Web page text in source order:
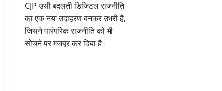
CJP उसी बदलती डिजिटल राजनीति
का एक नया उदाहरण बनकर उभरी है,
जिसने पारंपरिक राजनीति को भी
सोचने पर मजबूर कर दिया है।